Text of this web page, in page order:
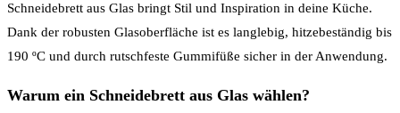
Schneidebrett aus Glas bringt Stil und Inspiration in deine Küche.
Dank der robusten Glasoberfläche ist es langlebig, hitzebeständig bis
190 ºC und durch rutschfeste Gummifüße sicher in der Anwendung.
Warum ein Schneidebrett aus Glas wählen?